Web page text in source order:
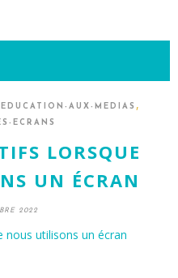
EDUCATION-AUX-MEDIAS ,
ECRANS
LORSQUE
UN ÉCRAN
2022